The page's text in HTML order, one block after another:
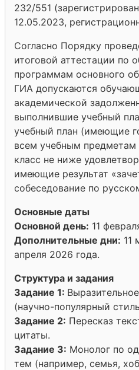
232/551
12.05.2023,
Согласно Порядку
итоговой аттестации по
программам основного
ГИА допускаются
академической
выполнившие учебный
учебный план (имеющие
всем учебным предметам
класс не ниже
имеющие результат
собеседование по
Основные даты
Основной день: 11
Дополнительные дни: 11
апреля 2026 года.
Структура и задания
Задание 1:
(научно-популярный
Задание 2: Пересказ
цитаты.
Задание 3: Монолог по
тем (например, семья,